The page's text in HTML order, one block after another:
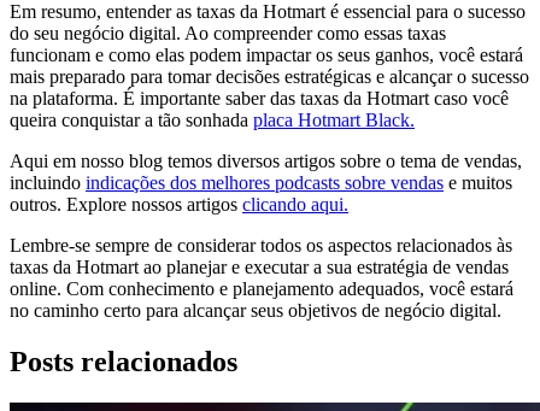
Em resumo, entender as taxas da Hotmart é essencial para o sucesso
do seu negócio digital. Ao compreender como essas taxas
funcionam e como elas podem impactar os seus ganhos, você estará
mais preparado para tomar decisões estratégicas e alcançar o sucesso
na plataforma. É importante saber das taxas da Hotmart caso você
queira conquistar a tão sonhada placa Hotmart Black.
Aqui em nosso blog temos diversos artigos sobre o tema de vendas,
incluindo indicações dos melhores podcasts sobre vendas e muitos
outros. Explore nossos artigos clicando aqui.
Lembre-se sempre de considerar todos os aspectos relacionados às
taxas da Hotmart ao planejar e executar a sua estratégia de vendas
online. Com conhecimento e planejamento adequados, você estará
no caminho certo para alcançar seus objetivos de negócio digital.
Posts relacionados